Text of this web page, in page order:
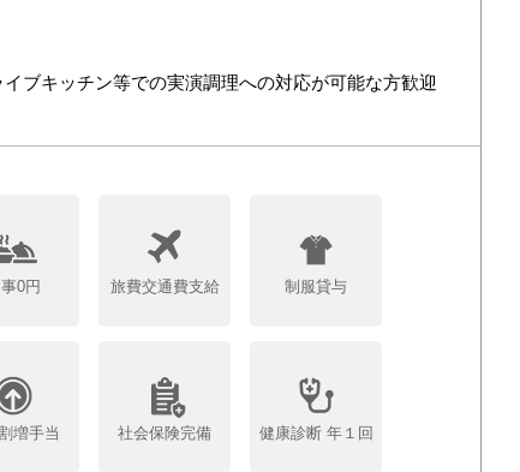
ブキッチン等での実演調理への対応が可能な方歓迎
0円 旅費交通費支給 制服貸与
増手当 社会保険完備 健康診断 年１回